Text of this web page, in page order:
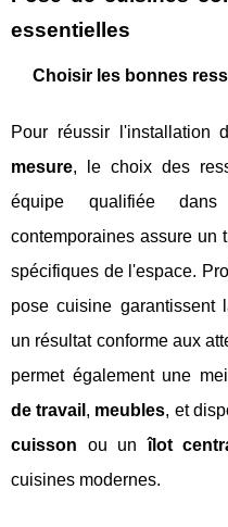
essentielles
Choisir les bonnes
Pour réussir l'installation
mesure, le choix des
équipe qualifiée
contemporaines assure un
spécifiques de l'espace.
pose cuisine garantissent
un résultat conforme aux
permet également une
de travail , meubles, et
cuisson ou unîlot
cuisines modernes.